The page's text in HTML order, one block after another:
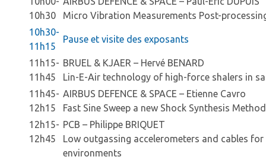
10h30
Micro Vibration Measurements Post-
10h30-
11h15
Pause et visite des exposants
11h15-
11h45
BRUEL & KJAER – Hervé BENARD
Lin-E-Air technology of high-force shalers in
11h45-
12h15
AIRBUS DEFENCE & SPACE – Etienne Cavro
Fast Sine Sweep a new Shock Synthesis
12h15-
12h45
PCB – Philippe BRIQUET
Low outgassing accelerometers and cables
environments